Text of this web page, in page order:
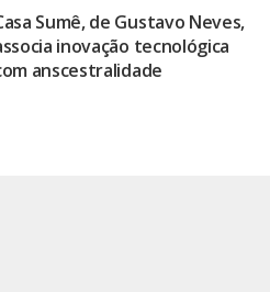
Sumê, de Gustavo Neves,
inovação tecnológica
anscestralidade